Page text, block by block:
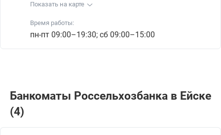
Показать на карте
Время работы:
пн-пт 09:00–19:30; сб 09:00–15:00
Банкоматы Россельхозбанкa в Ейске
(4)